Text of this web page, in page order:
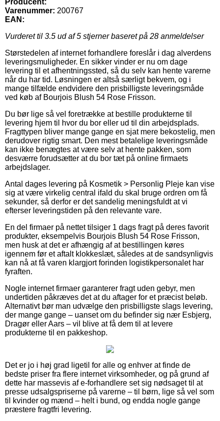
Varenummer: 200767
EAN:
Vurderet til 3.5 ud af 5 stjerner baseret på 28 anmeldelser
Størstedelen af internet forhandlere foreslår i dag alverdens
leveringsmuligheder. En sikker vinder er nu om dage
levering til et afhentningssted, så du selv kan hente varerne
når du har tid. Løsningen er altså særligt bekvem, og i
mange tilfælde endvidere den prisbilligste leveringsmåde
ved køb af Bourjois Blush 54 Rose Frisson.
Du bør lige så vel foretrække at bestille produkterne til
levering hjem til hvor du bor eller ud til din arbejdsplads.
Fragttypen bliver mange gange en sjat mere bekostelig, men
derudover rigtig smart. Den mest betalelige leveringsmåde
kan ikke benægtes at være selv at hente pakken, som
desværre forudsætter at du bor tæt på online firmaets
arbejdslager.
Antal dages levering på Kosmetik > Personlig Pleje kan vise
sig at være virkelig central ifald du skal bruge ordren om få
sekunder, så derfor er det sandelig meningsfuldt at vi
efterser leveringstiden på den relevante vare.
En del firmaer på nettet tilsiger 1 dags fragt på deres favorit
produkter, eksempelvis Bourjois Blush 54 Rose Frisson,
men husk at det er afhængig af at bestillingen køres
igennem før et aftalt klokkeslæt, således at de sandsynligvis
kan nå at få varen klargjort forinden logistikpersonalet har
fyraften.
Nogle internet firmaer garanterer fragt uden gebyr, men
undertiden påkræves det at du aftager for et præcist beløb.
Alternativt bør man udvælge den prisbilligste slags levering,
der mange gange – uanset om du befinder sig nær Esbjerg,
Dragør eller Aars – vil blive at få dem til at levere
produkterne til en pakkeshop.
Det er jo i høj grad ligetil for alle og enhver at finde de
bedste priser fra flere internet virksomheder, og på grund af
dette har massevis af e-forhandlere set sig nødsaget til at
presse udsalgspriserne på varerne – til børn, lige så vel som
til kvinder og mænd – helt i bund, og endda nogle gange
præstere fragtfri levering.